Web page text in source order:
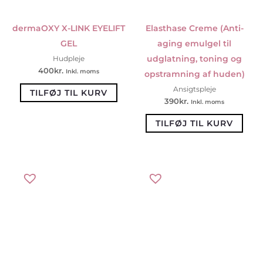
dermaOXY X-LINK EYELIFT
GEL
Hudpleje
400kr. Inkl. moms
TILFØJ TIL KURV
Elasthase Creme (Anti-
aging emulgel til
udglatning, toning og
opstramning af huden)
Ansigtspleje
390kr. Inkl. moms
TILFØJ TIL KURV